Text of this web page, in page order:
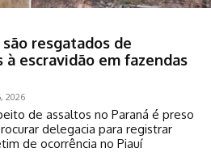
resgatados de
à escravidão em fazendas
2026
de assaltos no Paraná é preso
delegacia para registrar
de ocorrência no Piauí